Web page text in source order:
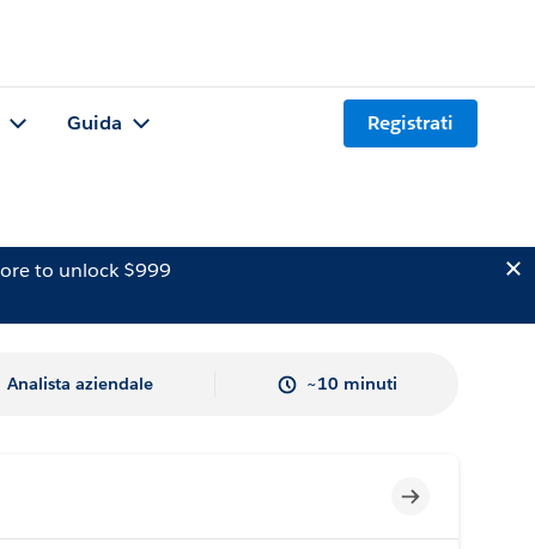
Guida Registrati
to unlock $999
Analista aziendale ~10 minuti
Incompleto